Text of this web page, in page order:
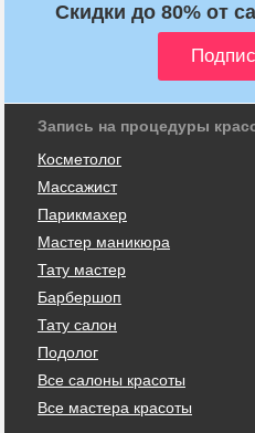
Скидки до 80% от
Запись на процедуры
Косметолог
Массажист
Парикмахер
Мастер маникюра
Тату мастер
Барбершоп
Тату салон
Подолог
Все салоны красоты
Все мастера красоты